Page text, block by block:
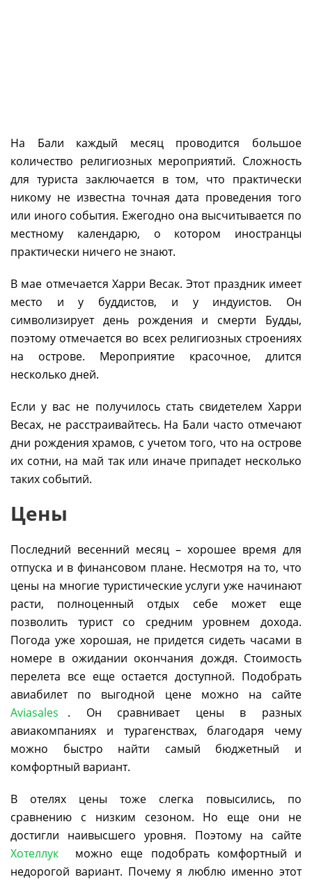
На Бали каждый месяц проводится большое
количество религиозных мероприятий. Сложность
для туриста заключается в том, что практически
никому не известна точная дата проведения того
или иного события. Ежегодно она высчитывается по
местному календарю, о котором иностранцы
практически ничего не знают.
В мае отмечается Харри Весак. Этот праздник имеет
место и у буддистов, и у индуистов. Он
символизирует день рождения и смерти Будды,
поэтому отмечается во всех религиозных строениях
на острове. Мероприятие красочное, длится
несколько дней.
Если у вас не получилось стать свидетелем Харри
Весах, не расстраивайтесь. На Бали часто отмечают
дни рождения храмов, с учетом того, что на острове
их сотни, на май так или иначе припадет несколько
таких событий.
Цены
Последний весенний месяц – хорошее время для
отпуска и в финансовом плане. Несмотря на то, что
цены на многие туристические услуги уже начинают
расти, полноценный отдых себе может еще
позволить турист со средним уровнем дохода.
Погода уже хорошая, не придется сидеть часами в
номере в ожидании окончания дождя. Стоимость
перелета все еще остается доступной. Подобрать
авиабилет по выгодной цене можно на сайте
Aviasales
. Он сравнивает цены в разных
авиакомпаниях и турагенствах, благодаря чему
можно быстро найти самый бюджетный и
комфортный вариант.
В отелях цены тоже слегка повысились, по
сравнению с низким сезоном. Но еще они не
достигли наивысшего уровня. Поэтому на сайте
Хотеллук
можно еще подобрать комфортный и
недорогой вариант. Почему я люблю именно этот